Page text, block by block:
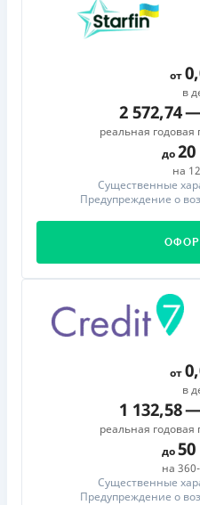
от
в
2 572,74
реальная годовая
до20
на
Существенные
Предупреждение о
от
в
1 132,58
реальная годовая
до50
на
Существенные
Предупреждение о